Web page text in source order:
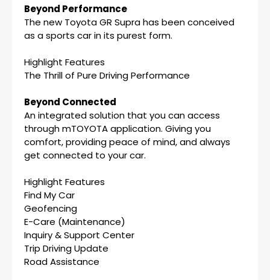
Beyond Performance
The new Toyota GR Supra has been conceived
as a sports car in its purest form.
Highlight Features
The Thrill of Pure Driving Performance
Beyond Connected
An integrated solution that you can access
through mTOYOTA application. Giving you
comfort, providing peace of mind, and always
get connected to your car.
Highlight Features
Find My Car
Geofencing
E-Care (Maintenance)
Inquiry & Support Center
Trip Driving Update
Road Assistance